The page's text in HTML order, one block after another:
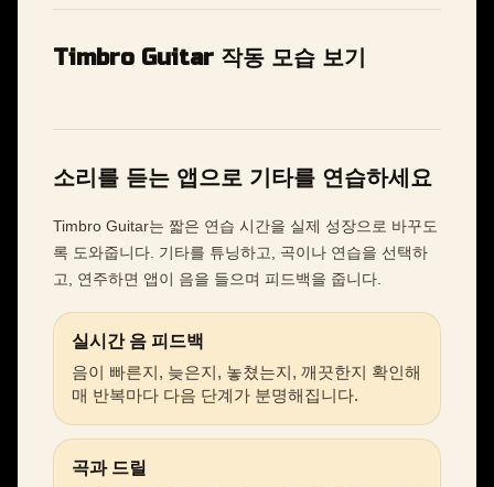
Timbro Guitar 작동 모습 보기
소리를 듣는 앱으로 기타를 연습하세요
Timbro Guitar는 짧은 연습 시간을 실제 성장으로 바꾸도
록 도와줍니다. 기타를 튜닝하고, 곡이나 연습을 선택하
고, 연주하면 앱이 음을 들으며 피드백을 줍니다.
실시간 음 피드백
음이 빠른지, 늦은지, 놓쳤는지, 깨끗한지 확인해
매 반복마다 다음 단계가 분명해집니다.
곡과 드릴